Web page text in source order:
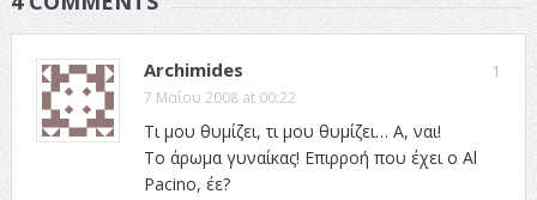
1
Archimides
7 Μαΐου 2008 at 00:22
Τι μου θυμίζει, τι μου θυμίζει… Α, ναι!
Το άρωμα γυναίκας! Επιρροή που έχει ο Al
Pacino, έε?